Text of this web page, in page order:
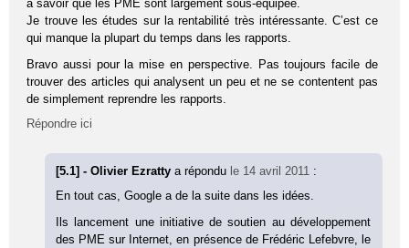
à savoir que les PME sont largement sous-équipée.
Je trouve les études sur la rentabilité très intéressante. C’est ce
qui manque la plupart du temps dans les rapports.
Bravo aussi pour la mise en perspective. Pas toujours facile de
trouver des articles qui analysent un peu et ne se contentent pas
de simplement reprendre les rapports.
Répondre ici
[5.1] - Olivier Ezrattya répondu le 14 avril 2011 :
En tout cas, Google a de la suite dans les idées.
Ils lancement une initiative de soutien au développement
des PME sur Internet, en présence de Frédéric Lefebvre, le